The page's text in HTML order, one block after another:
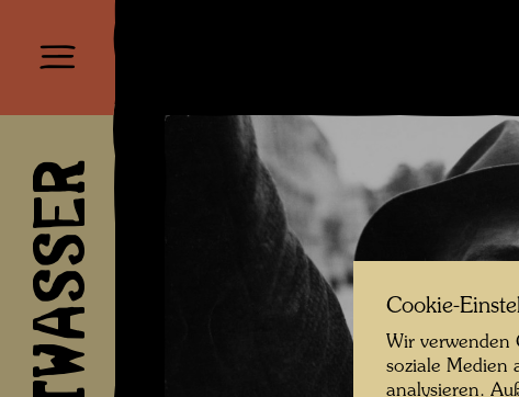
Cookie-
Wir verwenden
soziale Medien
analysieren.